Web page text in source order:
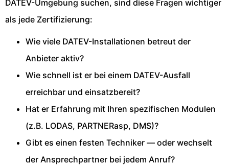
DATEV-Umgebung suchen, sind diese Fragen wichtiger
als jede Zertifizierung:
Wie viele DATEV-Installationen betreut der
Anbieter aktiv?
Wie schnell ist er bei einem DATEV-Ausfall
erreichbar und einsatzbereit?
Hat er Erfahrung mit Ihren spezifischen Modulen
(z.B. LODAS, PARTNERasp, DMS)?
Gibt es einen festen Techniker — oder wechselt
der Ansprechpartner bei jedem Anruf?